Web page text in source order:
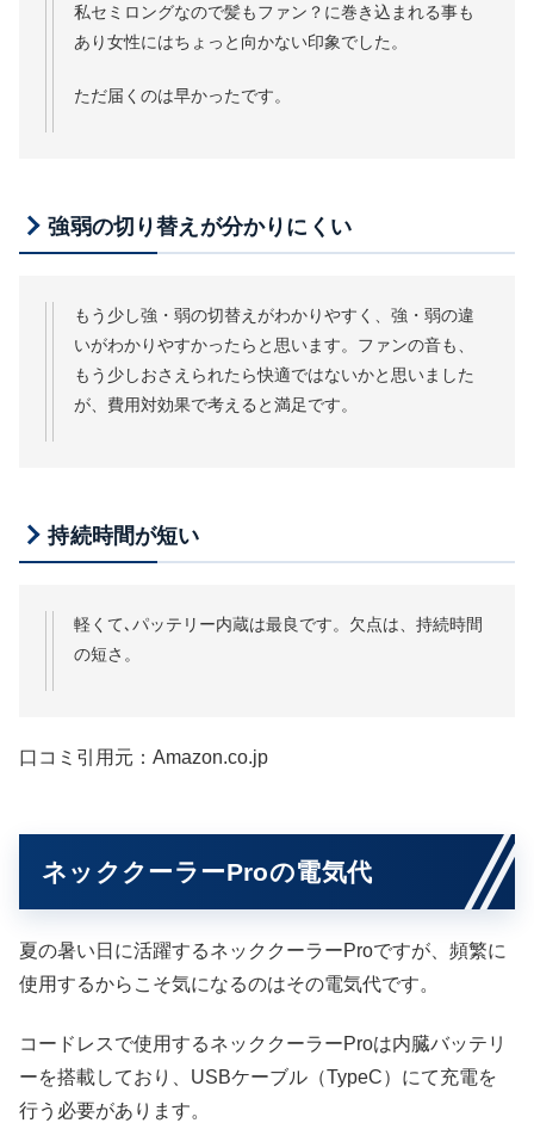
私セミロングなので髪もファン？に巻き込まれる事も
あり女性にはちょっと向かない印象でした。
ただ届くのは早かったです。
強弱の切り替えが分かりにくい
もう少し強・弱の切替えがわかりやすく、強・弱の違
いがわかりやすかったらと思います。ファンの音も、
もう少しおさえられたら快適ではないかと思いました
が、費用対効果で考えると満足です。
持続時間が短い
軽くて､パッテリー内蔵は最良です。欠点は、持続時間
の短さ。
口コミ引用元：Amazon.co.jp
ネッククーラーProの電気代
夏の暑い日に活躍するネッククーラーProですが、頻繁に
使用するからこそ気になるのはその電気代です。
コードレスで使用するネッククーラーProは内臓バッテリ
ーを搭載しており、USBケーブル（TypeC）にて充電を
行う必要があります。